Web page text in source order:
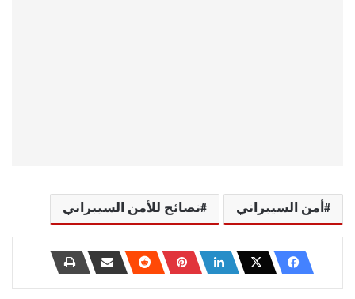
أمن السيبراني نصائح للأمن السيبراني